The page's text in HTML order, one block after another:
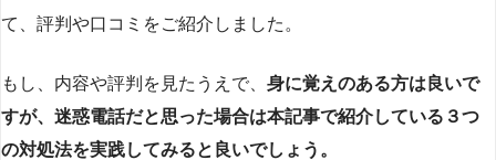
て、評判や口コミをご紹介しました。
もし、内容や評判を見たうえで、 身に覚えのある方は良いで
すが、迷惑電話だと思った場合は本記事で紹介している３つ
の対処法を実践してみると良いでしょう。